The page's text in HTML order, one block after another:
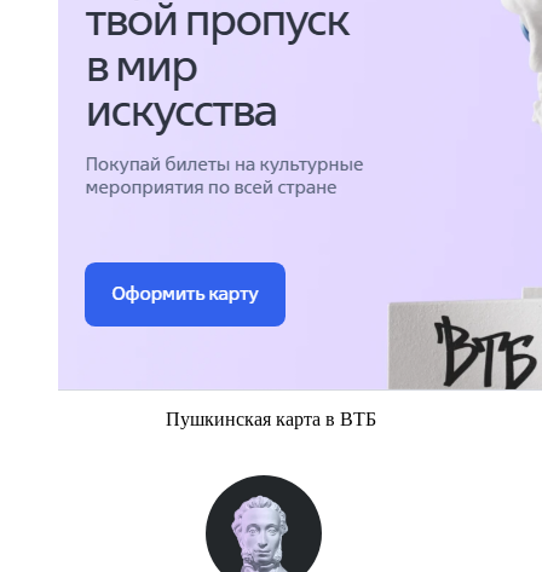
Пушкинская карта в ВТБ